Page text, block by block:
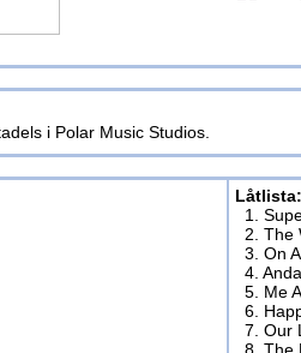
i Polar Music Studios.
Låtlista:
1.
2. The
3. On
4.
5. Me
6.
7. Our